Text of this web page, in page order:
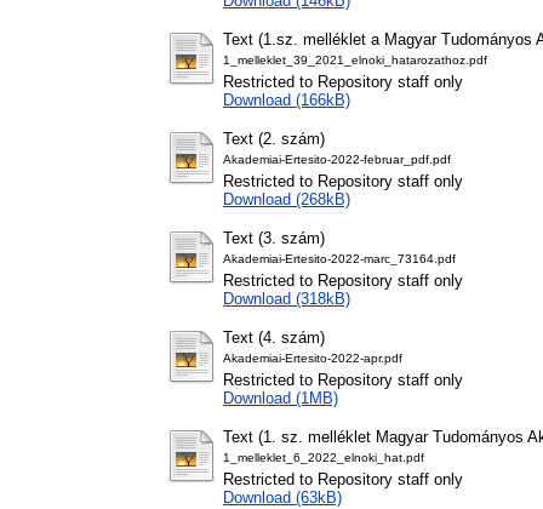
Text (1.sz. melléklet a Magyar Tudományos
1_melleklet_39_2021_elnoki_hatarozathoz.pdf
Restricted to Repository staff only
Download (166kB)
Text (2. szám)
Akademiai-Ertesito-2022-februar_pdf.pdf
Restricted to Repository staff only
Download (268kB)
Text (3. szám)
Akademiai-Ertesito-2022-marc_73164.pdf
Restricted to Repository staff only
Download (318kB)
Text (4. szám)
Akademiai-Ertesito-2022-apr.pdf
Restricted to Repository staff only
Download (1MB)
Text (1. sz. melléklet Magyar Tudományos
1_melleklet_6_2022_elnoki_hat.pdf
Restricted to Repository staff only
Download (63kB)